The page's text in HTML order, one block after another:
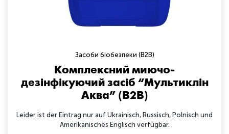
Засоби біобезпеки (B2B)
Комплексний миючо-
дезінфікуючий засіб “Мультиклін
Аква” (B2B)
Leider ist der Eintrag nur auf Ukrainisch, Russisch, Polnisch und
Amerikanisches Englisch verfügbar.